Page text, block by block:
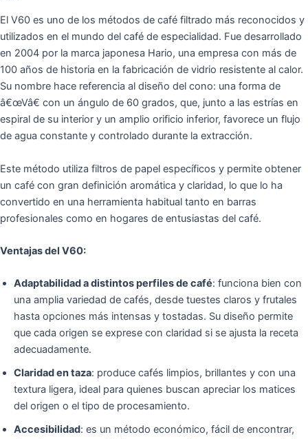
El V60 es uno de los métodos de café filtrado más reconocidos y
utilizados en el mundo del café de especialidad. Fue desarrollado
en 2004 por la marca japonesa Hario, una empresa con más de
100 años de historia en la fabricación de vidrio resistente al calor.
Su nombre hace referencia al diseño del cono: una forma de
â€œVâ€ con un ángulo de 60 grados, que, junto a las estrías en
espiral de su interior y un amplio orificio inferior, favorece un flujo
de agua constante y controlado durante la extracción.
Este método utiliza filtros de papel específicos y permite obtener
un café con gran definición aromática y claridad, lo que lo ha
convertido en una herramienta habitual tanto en barras
profesionales como en hogares de entusiastas del café.
Ventajas del V60:
Adaptabilidad a distintos perfiles de café: funciona bien con
una amplia variedad de cafés, desde tuestes claros y frutales
hasta opciones más intensas y tostadas. Su diseño permite
que cada origen se exprese con claridad si se ajusta la receta
adecuadamente.
Claridad en taza: produce cafés limpios, brillantes y con una
textura ligera, ideal para quienes buscan apreciar los matices
del origen o el tipo de procesamiento.
Accesibilidad: es un método económico, fácil de encontrar,